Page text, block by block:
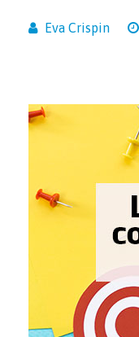
Eva Crispin